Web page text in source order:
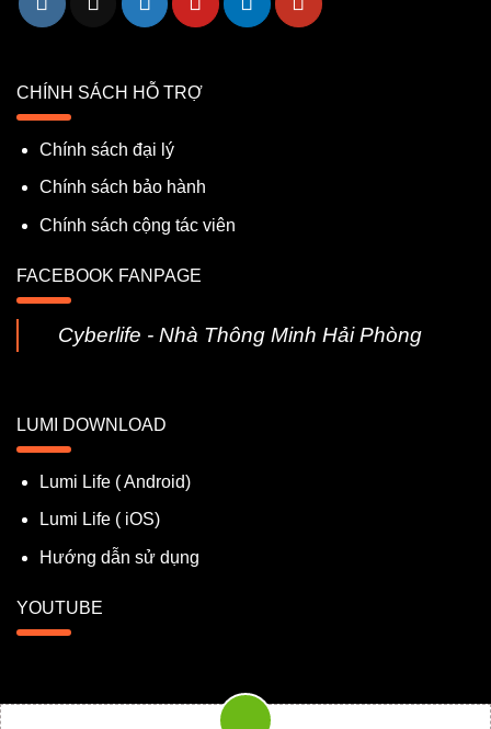
CHÍNH SÁCH HỖ TRỢ
Chính sách đại lý
Chính sách bảo hành
Chính sách cộng tác viên
FACEBOOK FANPAGE
Cyberlife - Nhà Thông Minh Hải Phòng
LUMI DOWNLOAD
Lumi Life ( Android)
Lumi Life ( iOS)
Hướng dẫn sử dụng
YOUTUBE